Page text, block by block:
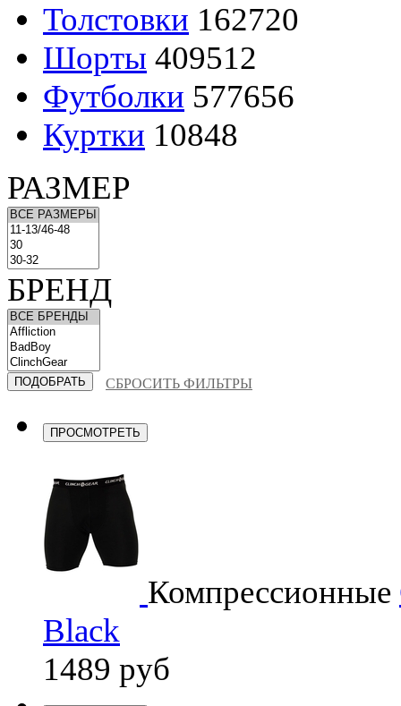
Толстовки 162720
Шорты 409512
Футболки 577656
Куртки 10848
РАЗМЕР
БРЕНД
СБРОСИТЬ ФИЛЬТРЫ
ПРОСМОТРЕТЬ
Компрессионные
Black
1489 руб